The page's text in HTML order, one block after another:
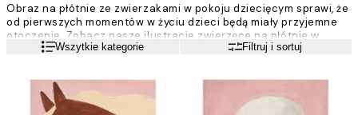
Obraz na płótnie ze zwierzakami w pokoju dziecięcym sprawi, że
od pierwszych momentów w życiu dzieci będą miały przyjemne
otoczenie. Zobacz nasze ilustracje zwierzęce na płótnie w
różnych fasonach, rozmiarach i kolorach dla dzieci w każdym
powiesić je na ścianie! To idealne ćwiczenie rodzinne dla Ciebie
i Twoich dzieci.
Czytaj więcejWszytkie kategorie Filtruj i sortuj